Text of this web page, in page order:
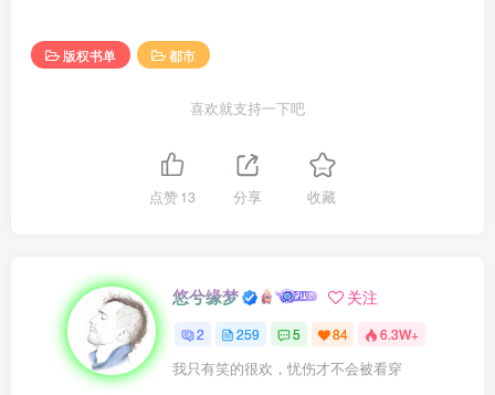
出精锐人士，组成了现在的联合公国。制定出很多相关法律
条文来限制各个国家对火器的研究。
争的不断发生，加上联合国某些野心家的发展，现在联合国
已经脱离了国家的管辖而独立。并且利用当初建立联合国的
经过不断的战争（联合国是不能限制国家之间的征战的），
现在天蓝星基本稳定下来，共有三个国家，形成三国鼎立的
局面。分别是位于东边的天龙共和国，西北方向的利亚美帝
国和位于西南方向的嘉隆帝国。
版权书单 都市
喜欢就支持一下吧
点赞13 分享 收藏
悠兮缘梦 关注
2 259 5 84 6.3W+
我只有笑的很欢，忧伤才不会被看穿